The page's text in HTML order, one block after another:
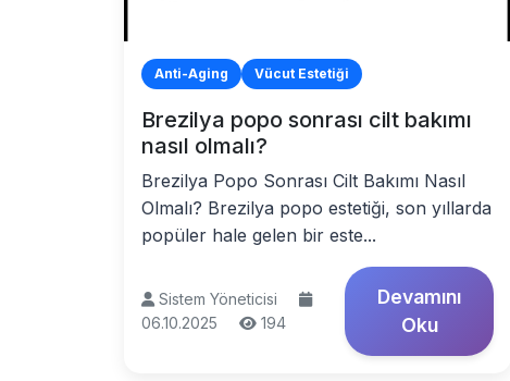
Anti-Aging Vücut Estetiği
Brezilya popo sonrası cilt bakımı
nasıl olmalı?
Brezilya Popo Sonrası Cilt Bakımı Nasıl
Olmalı? Brezilya popo estetiği, son yıllarda
popüler hale gelen bir este...
Sistem Yöneticisi
06.10.2025
194
Devamını
Oku